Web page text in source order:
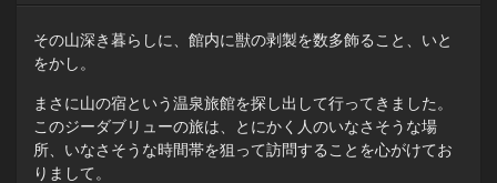
その山深き暮らしに、館内に獣の剥製を数多飾ること、いと
をかし。
まさに山の宿という温泉旅館を探し出して行ってきました。
このジーダブリューの旅は、とにかく人のいなさそうな場
所、いなさそうな時間帯を狙って訪問することを心がけてお
りまして。